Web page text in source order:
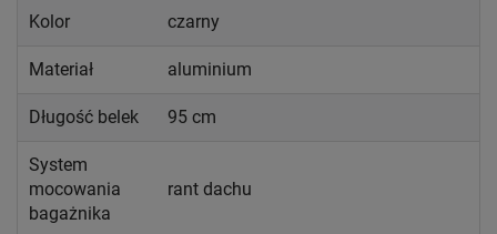
Kolor czarny
Materiał aluminium
Długość belek 95 cm
System
mocowania
bagażnika
rant dachu